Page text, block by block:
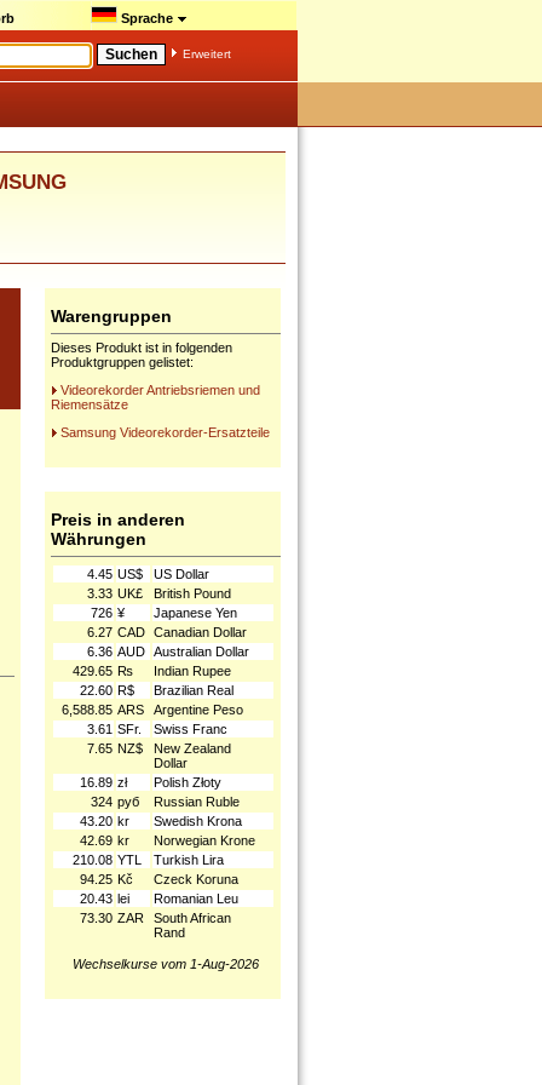
Sprache
Erweitert
Warengruppen
Dieses Produkt ist in folgenden
Produktgruppen gelistet:
Videorekorder Antriebsriemen und
Riemensätze
Samsung Videorekorder-Ersatzteile
Preis in anderen
Währungen
4.45 US$
US Dollar
3.33 UK£
British Pound
726 ¥
Japanese Yen
6.27 CAD Canadian Dollar
6.36 AUD Australian Dollar
429.65 ₨
Indian Rupee
22.60 R$
Brazilian Real
6,588.85 ARS
Argentine Peso
3.61 SFr.
Swiss Franc
7.65 NZ$
New Zealand
Dollar
16.89 zł
Polish Złoty
324 руб
Russian Ruble
43.20 kr
Swedish Krona
42.69 kr
Norwegian Krone
210.08 YTL
Turkish Lira
94.25 Kč
Czeck Koruna
20.43 lei
Romanian Leu
73.30 ZAR
South African
Rand
Wechselkurse vom 1-Aug-2026